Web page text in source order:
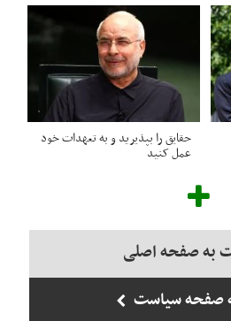
حقایق را بپذیرید و به تعهدات خود
عمل کنید
به صفحه اصلی
صفحه سیاست